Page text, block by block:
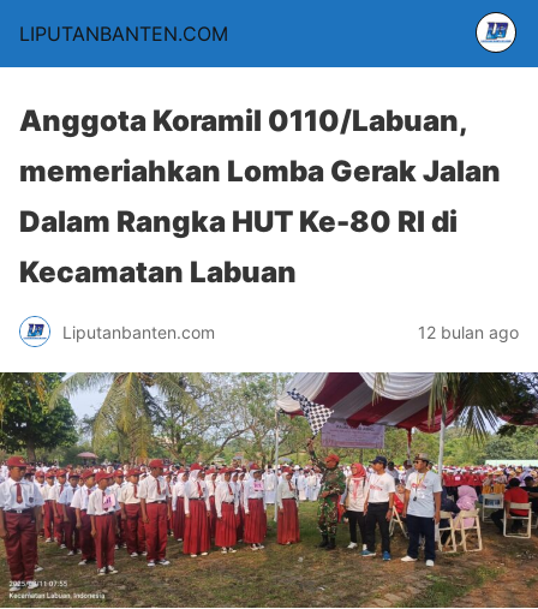
LIPUTANBANTEN.COM
Anggota Koramil 0110/Labuan,
memeriahkan Lomba Gerak Jalan
Dalam Rangka HUT Ke-80 RI di
Kecamatan Labuan
Liputanbanten.com 12 bulan ago